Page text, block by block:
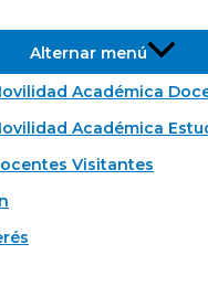
Alternar menú
Académica
Académica
Visitantes